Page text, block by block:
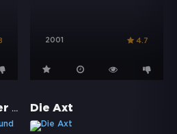
2001 4.7
Mein ziemlich kleiner Freund Die Axt